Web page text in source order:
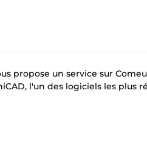
propose un service sur
l'un des logiciels les plus